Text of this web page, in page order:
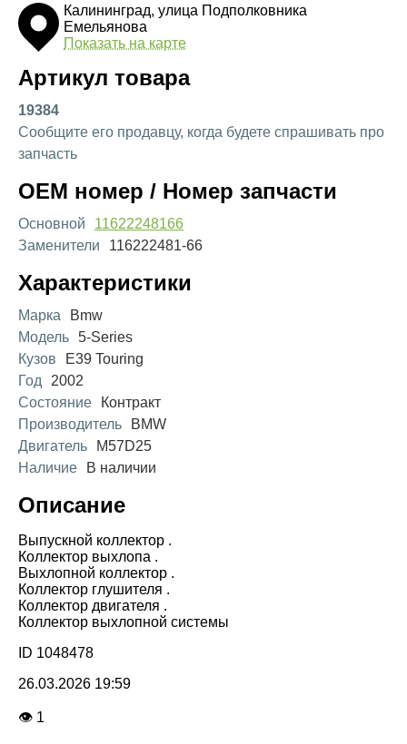
Калининград, улица Подполковника
Емельянова
Показать на карте
Артикул товара
19384
Сообщите его продавцу, когда будете спрашивать про
запчасть
OEM номер / Номер запчасти
Основной
11622248166
Заменители
116222481-66
Характеристики
Марка
Bmw
Модель 5-Series
Кузов
E39 Touring
Год
2002
Состояние
Контракт
Производитель
BMW
Двигатель
M57D25
Наличие
В наличии
Описание
Выпускной коллектор .
Коллектор выхлопа .
Выхлопной коллектор .
Коллектор глушителя .
Коллектор двигателя .
Коллектор выхлопной системы
ID 1048478
26.03.2026 19:59
👁 1